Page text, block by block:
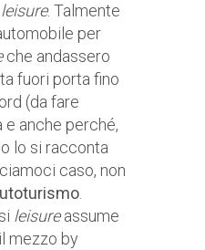
leisure. Talmente
per
che andassero
fuori porta fino
(da fare
anche perché,
lo si racconta
caso, non
.
leisureassume
mezzo by